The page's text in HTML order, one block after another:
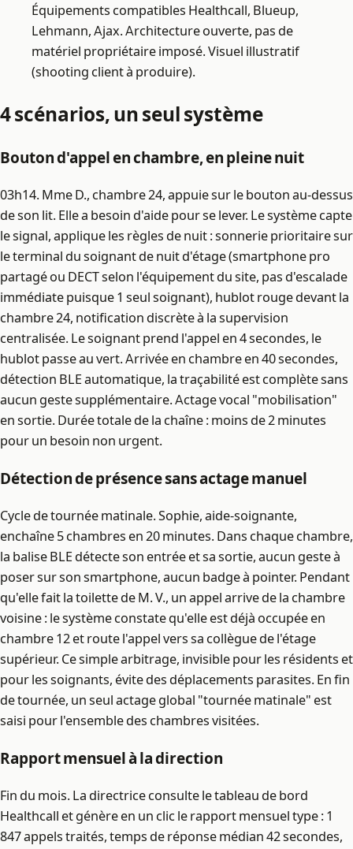
Équipements compatibles Healthcall, Blueup,
Lehmann, Ajax. Architecture ouverte, pas de
matériel propriétaire imposé. Visuel illustratif
(shooting client à produire).
4 scénarios, un seul système
Bouton d'appel en chambre, en pleine nuit
03h14. Mme D., chambre 24, appuie sur le bouton au-dessus
de son lit. Elle a besoin d'aide pour se lever. Le système capte
le signal, applique les règles de nuit : sonnerie prioritaire sur
le terminal du soignant de nuit d'étage (smartphone pro
partagé ou DECT selon l'équipement du site, pas d'escalade
immédiate puisque 1 seul soignant), hublot rouge devant la
chambre 24, notification discrète à la supervision
centralisée. Le soignant prend l'appel en 4 secondes, le
hublot passe au vert. Arrivée en chambre en 40 secondes,
détection BLE automatique, la traçabilité est complète sans
aucun geste supplémentaire. Actage vocal "mobilisation"
en sortie. Durée totale de la chaîne : moins de 2 minutes
pour un besoin non urgent.
Détection de présence sans actage manuel
Cycle de tournée matinale. Sophie, aide-soignante,
enchaîne 5 chambres en 20 minutes. Dans chaque chambre,
la balise BLE détecte son entrée et sa sortie, aucun geste à
poser sur son smartphone, aucun badge à pointer. Pendant
qu'elle fait la toilette de M. V., un appel arrive de la chambre
voisine : le système constate qu'elle est déjà occupée en
chambre 12 et route l'appel vers sa collègue de l'étage
supérieur. Ce simple arbitrage, invisible pour les résidents et
pour les soignants, évite des déplacements parasites. En fin
de tournée, un seul actage global "tournée matinale" est
saisi pour l'ensemble des chambres visitées.
Rapport mensuel à la direction
Fin du mois. La directrice consulte le tableau de bord
Healthcall et génère en un clic le rapport mensuel type : 1
847 appels traités, temps de réponse médian 42 secondes,